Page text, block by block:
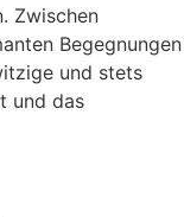
Zwischen
Begegnungen
und stets
und das